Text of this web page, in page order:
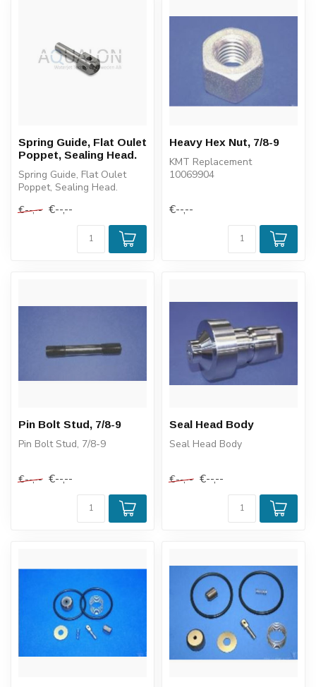
Spring Guide, Flat Oulet
Poppet, Sealing Head.
Spring Guide, Flat Oulet
Poppet, Sealing Head.
€--,-- €--,--
Heavy Hex Nut, 7/8-9
KMT Replacement
10069904
€--,--
Pin Bolt Stud, 7/8-9
Pin Bolt Stud, 7/8-9
€--,-- €--,--
Seal Head Body
Seal Head Body
€--,-- €--,--